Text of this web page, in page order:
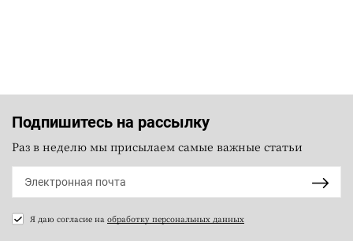
Подпишитесь на рассылку
Раз в неделю мы присылаем самые важные статьи
Я даю согласие на обработку персональных данных